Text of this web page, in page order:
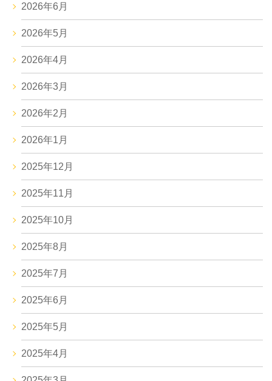
2026年6月
2026年5月
2026年4月
2026年3月
2026年2月
2026年1月
2025年12月
2025年11月
2025年10月
2025年8月
2025年7月
2025年6月
2025年5月
2025年4月